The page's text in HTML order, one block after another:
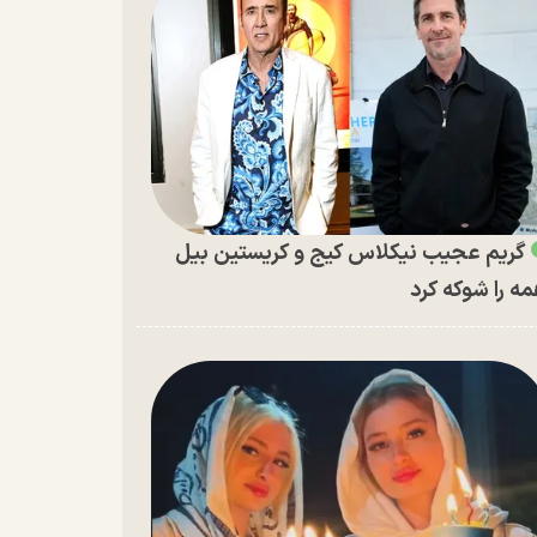
گریم عجیب نیکلاس کیج و کریستین بیل
را شوکه کرد